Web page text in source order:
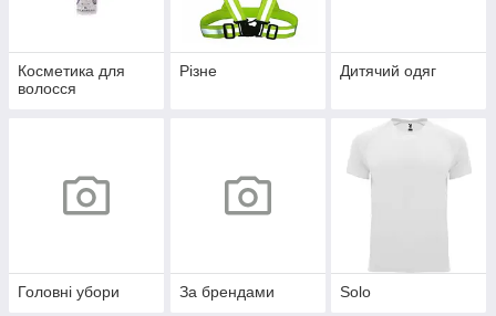
Косметика для
волосся
Різне Дитячий одяг
Головні убори За брендами Solo